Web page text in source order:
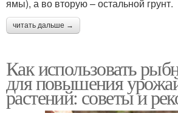
ямы), а во вторую – остальной грунт.
читать дальше →
Как использовать
для повышения
растений: советы и